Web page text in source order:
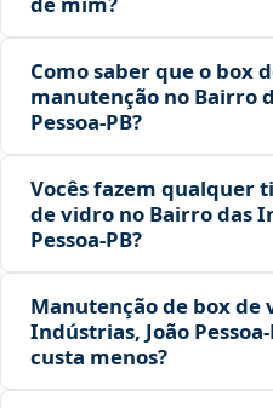
Como saber que o box
manutenção no Bairro
Pessoa‑PB?
Vocês fazem qualquer
de vidro no Bairro das
Pessoa‑PB?
Manutenção de box de
Indústrias, João
custa menos?